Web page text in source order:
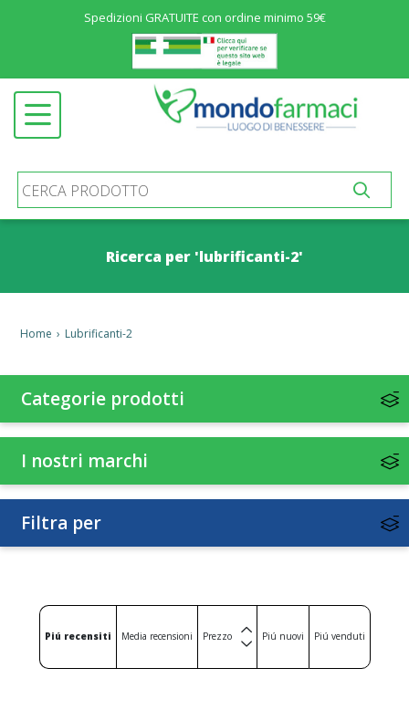
Menu
SALUTE E BENESSERE Open submenu
COSMETICA
Open submenu
MATERNIT&AGRAVE; E INFANZIA Open submenu
Open submenu
STOMIA E INCONTINENZA
Spedizioni GRATUITE con ordine minimo 59€
Ricerca per 'lubrificanti-2'
Home › Lubrificanti-2
Categorie prodotti
I nostri marchi
Filtra per
Piú recensiti Media recensioni Prezzo Piú nuovi Piú venduti